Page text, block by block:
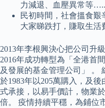
力減退、血壓異常等…..
民初時間，社會搵食
大家睇跌打，賺取生活
2013年李根興決心把公司升
2016年成功轉型為「全港首
及發展的基金管理公司」 。
於1983年以205萬購入，及
式承接，以易手價計，物業
倍。 疫情持續平穩，為鋪位